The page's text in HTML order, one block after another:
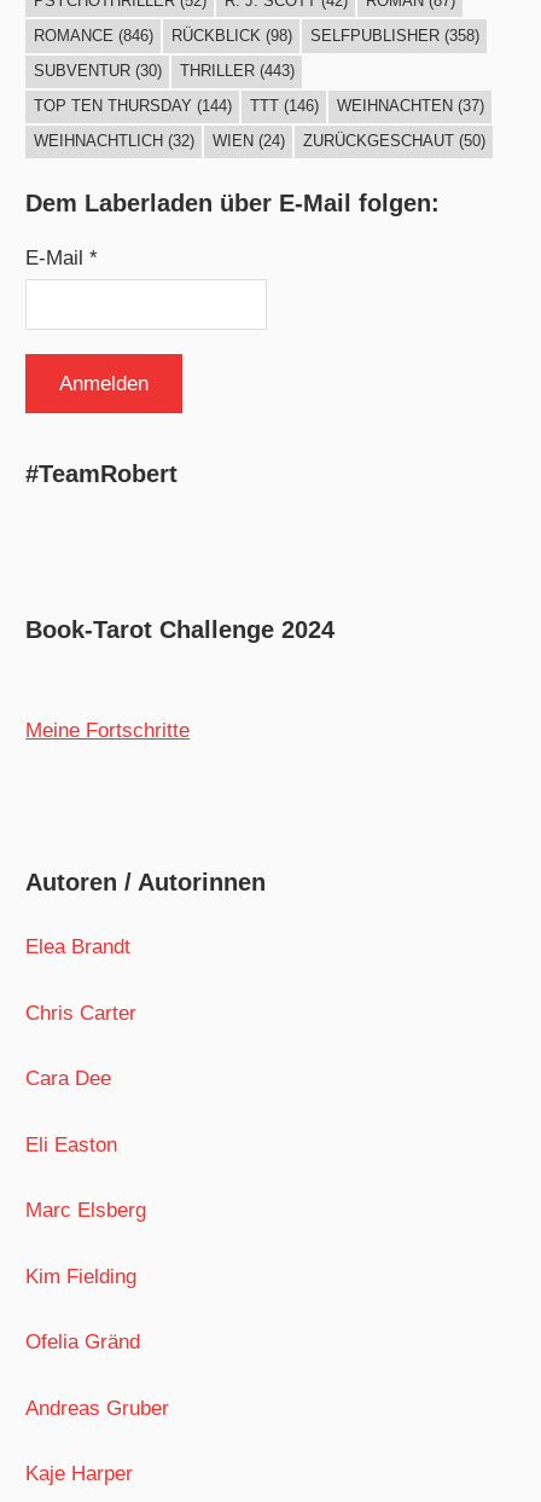
ROMANCE (846) RÜCKBLICK (98) SELFPUBLISHER(358)
SUBVENTUR(30) THRILLER(443)
TOP TEN THURSDAY (144) TTT(146) WEIHNACHTEN (37)
WEIHNACHTLICH (32) WIEN (24) ZURÜCKGESCHAUT(50)
Dem Laberladen über E-Mail folgen:
E-Mail *
#TeamRobert
Book-Tarot Challenge 2024
Meine Fortschritte
Autoren / Autorinnen
Elea Brandt
Chris Carter
Cara Dee
Eli Easton
Marc Elsberg
Kim Fielding
Ofelia Gränd
Andreas Gruber
Kaje Harper